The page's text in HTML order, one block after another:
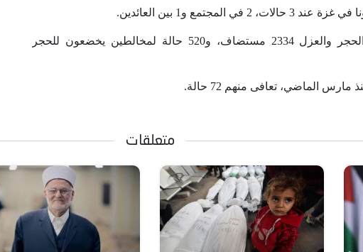
و1 بين العائدين.
وبلغ عدد المتواجدين في مراكز الحجر والعزل 2334 مستضاف، و520 حالة لمخالطين يخضعون للحجر
متعلقات